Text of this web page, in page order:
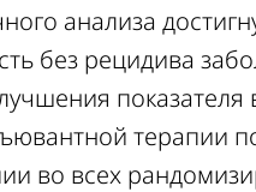
анализа
без рецидива
терапии
во всех